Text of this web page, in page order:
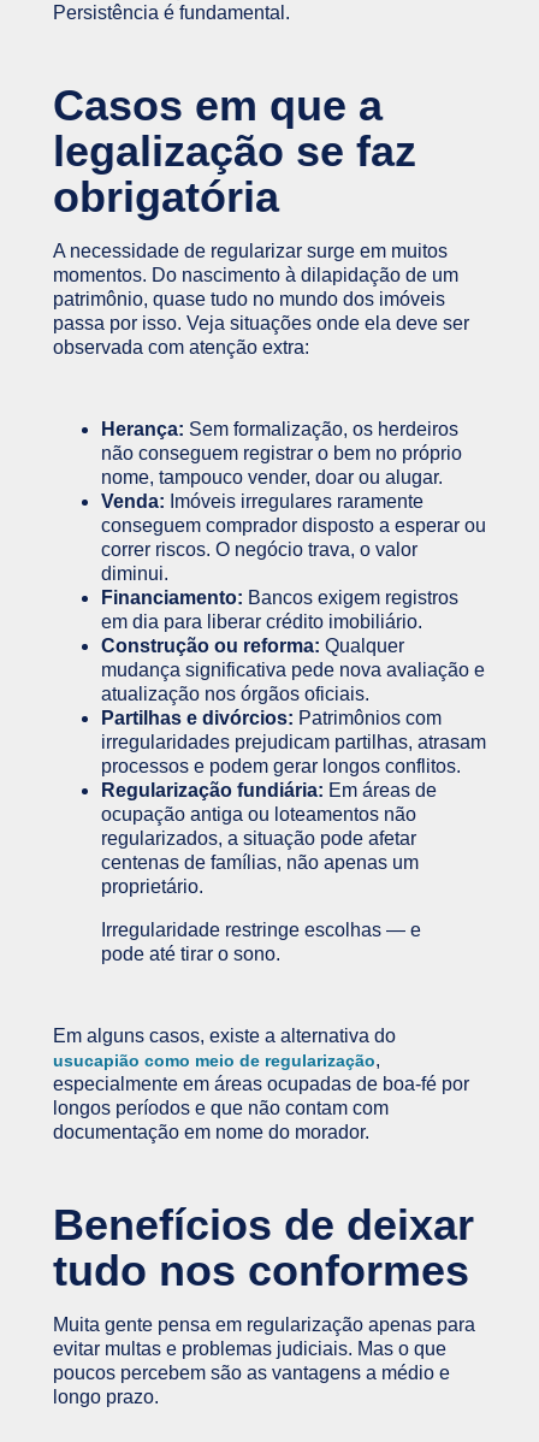
Persistência é fundamental.
Casos em que a
legalização se faz
obrigatória
A necessidade de regularizar surge em muitos
momentos. Do nascimento à dilapidação de um
patrimônio, quase tudo no mundo dos imóveis
passa por isso. Veja situações onde ela deve ser
observada com atenção extra:
Herança: Sem formalização, os herdeiros
não conseguem registrar o bem no próprio
nome, tampouco vender, doar ou alugar.
Venda: Imóveis irregulares raramente
conseguem comprador disposto a esperar ou
correr riscos. O negócio trava, o valor
diminui.
Financiamento: Bancos exigem registros
em dia para liberar crédito imobiliário.
Construção ou reforma: Qualquer
mudança significativa pede nova avaliação e
atualização nos órgãos oficiais.
Partilhas e divórcios: Patrimônios com
irregularidades prejudicam partilhas, atrasam
processos e podem gerar longos conflitos.
Regularização fundiária: Em áreas de
ocupação antiga ou loteamentos não
regularizados, a situação pode afetar
centenas de famílias, não apenas um
proprietário.
Irregularidade restringe escolhas — e
pode até tirar o sono.
Em alguns casos, existe a alternativa do
usucapião como meio de regularização,
especialmente em áreas ocupadas de boa-fé por
longos períodos e que não contam com
documentação em nome do morador.
Benefícios de deixar
tudo nos conformes
Muita gente pensa em regularização apenas para
evitar multas e problemas judiciais. Mas o que
poucos percebem são as vantagens a médio e
longo prazo.